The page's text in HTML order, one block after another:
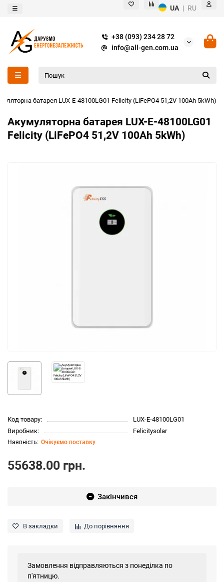
UA | RU
+38 (093) 234 28 72
info@all-gen.com.ua
батарея LUX-E-48100LG01 Felicity (LiFePO4 51,2V 100Ah 5kWh)
Акумуляторна батарея LUX-E-48100LG01
Felicity (LiFePO4 51,2V 100Ah 5kWh)
Код товару:
LUX-E-48100LG01
Виробник:
Felicitysolar
Очікуємо поставку
55638.00 грн.
Закінчився
В закладки До порівняння
Замовлення відправляються з понеділка по
п'ятницю.